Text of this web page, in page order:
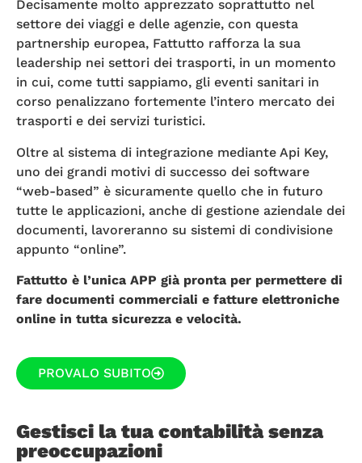
Decisamente molto apprezzato soprattutto nel
settore dei viaggi e delle agenzie, con questa
partnership europea, Fattutto rafforza la sua
leadership nei settori dei trasporti, in un momento
in cui, come tutti sappiamo, gli eventi sanitari in
corso penalizzano fortemente l’intero mercato dei
trasporti e dei servizi turistici.
Oltre al sistema di integrazione mediante Api Key,
uno dei grandi motivi di successo dei software
“web-based” è sicuramente quello che in futuro
tutte le applicazioni, anche di gestione aziendale dei
documenti, lavoreranno su sistemi di condivisione
appunto “online”.
Fattutto è l’unica APP già pronta per permettere di
fare documenti commerciali e fatture elettroniche
online in tutta sicurezza e velocità.
PROVALO SUBITO
Gestisci la tua contabilità senza
preoccupazioni